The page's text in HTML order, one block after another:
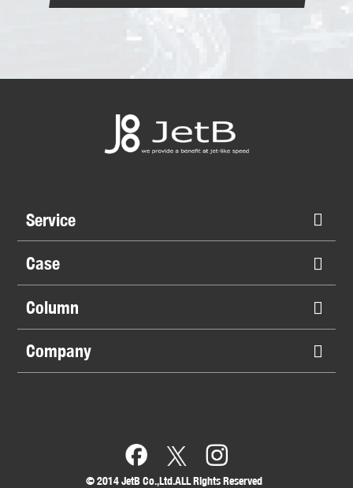
Service
Case
Column
Company
©︎ 2014 JetB Co.,Ltd.ALL Rights Reserved